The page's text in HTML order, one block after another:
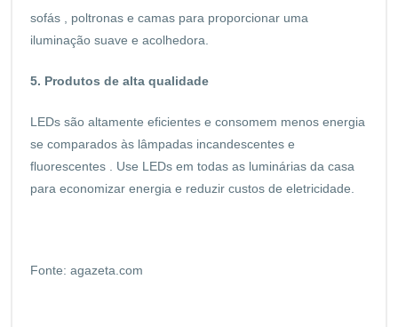
sofás , poltronas e camas para proporcionar uma
iluminação suave e acolhedora.
5. Produtos de alta qualidade
LEDs são altamente eficientes e consomem menos energia
se comparados às lâmpadas incandescentes e
fluorescentes . Use LEDs em todas as luminárias da casa
para economizar energia e reduzir custos de eletricidade.
Fonte: agazeta.com